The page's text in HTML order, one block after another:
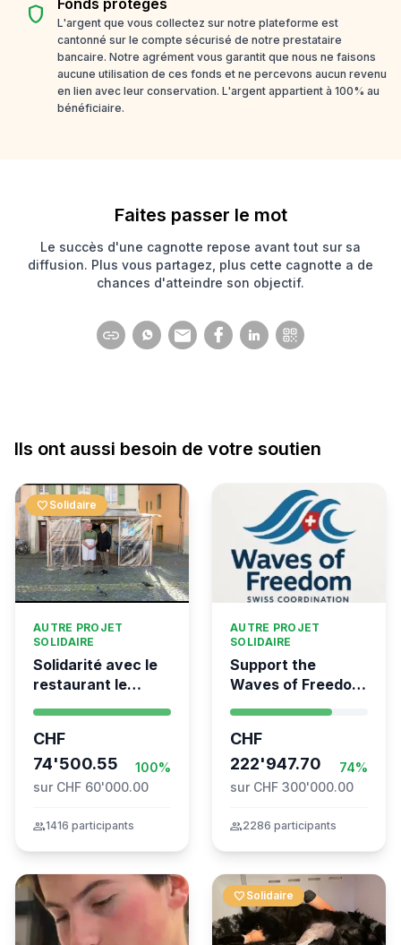
shield
L'argent que vous collectez sur notre plateforme est
cantonné sur le compte sécurisé de notre prestataire
bancaire. Notre agrément vous garantit que nous ne faisons
aucune utilisation de ces fonds et ne percevons aucun revenu
en lien avec leur conservation. L'argent appartient à 100% au
bénéficiaire.
Faites passer le mot
Le succès d'une cagnotte repose avant tout sur sa
diffusion. Plus vous partagez, plus cette cagnotte a de
chances d'atteindre son objectif.
Ils ont aussi besoin de votre soutien
favorite Solidaire
AUTRE PROJET
SOLIDAIRE
Solidarité avec le
restaurant le
CHF
74'500.55
100%
sur CHF 60'000.00
group1416 participants
AUTRE PROJET
SOLIDAIRE
Support the
Waves of Freedom
the Global
Movement to Gaza
CHF
222'947.70
74%
sur CHF 300'000.00
group2286 participants
favorite Solidaire